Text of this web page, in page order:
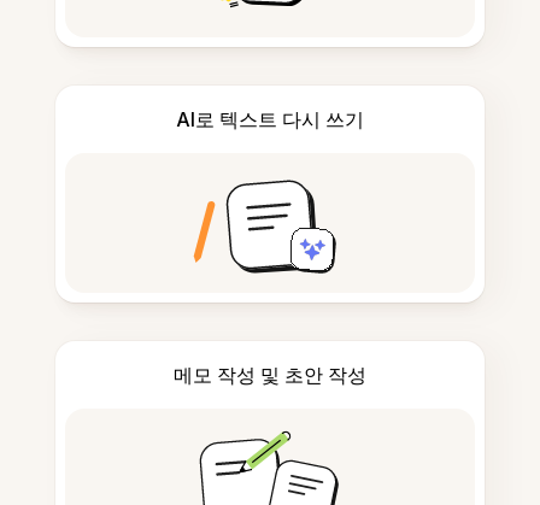
AI로 텍스트 다시 쓰기
메모 작성 및 초안 작성